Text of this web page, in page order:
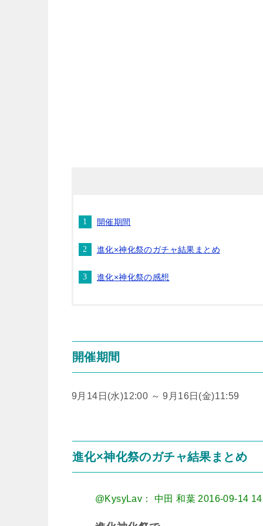
開催期間
進化×神化祭のガチャ結果まとめ
進化×神化祭の感想
開催期間
9月14日(水)12:00 ～ 9月16日(金)11:59
進化×神化祭のガチャ結果まとめ
@KysyLav： 中田 和葉 2016-09-14